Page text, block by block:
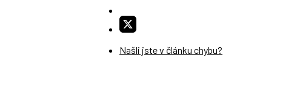
Našli jste v článku chybu?